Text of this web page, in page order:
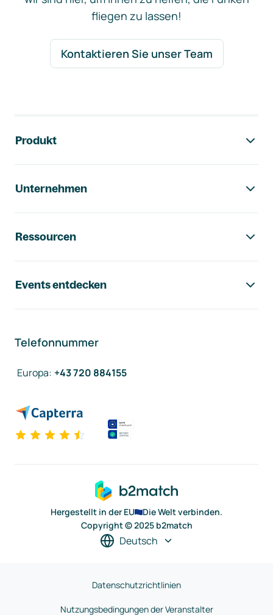
fliegen zu lassen!
Kontaktieren Sie unser Team
Produkt
Unternehmen
Ressourcen
Events entdecken
Telefonnummer
Europa: +43 720 884155
Hergestellt in der EU
Die Welt verbinden.
Copyright © 2025 b2match
Deutsch
Datenschutzrichtlinien
Nutzungsbedingungen der Veranstalter